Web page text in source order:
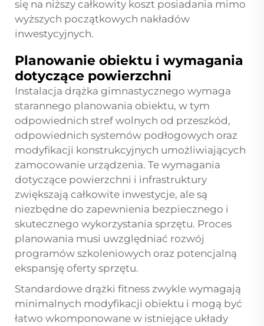
się na niższy całkowity koszt posiadania mimo
wyższych początkowych nakładów
inwestycyjnych.
Planowanie obiektu i wymagania
dotyczące powierzchni
Instalacja drążka gimnastycznego wymaga
starannego planowania obiektu, w tym
odpowiednich stref wolnych od przeszkód,
odpowiednich systemów podłogowych oraz
modyfikacji konstrukcyjnych umożliwiających
zamocowanie urządzenia. Te wymagania
dotyczące powierzchni i infrastruktury
zwiększają całkowite inwestycje, ale są
niezbędne do zapewnienia bezpiecznego i
skutecznego wykorzystania sprzętu. Proces
planowania musi uwzględniać rozwój
programów szkoleniowych oraz potencjalną
ekspansję oferty sprzętu.
Standardowe drążki fitness zwykle wymagają
minimalnych modyfikacji obiektu i mogą być
łatwo wkomponowane w istniejące układy